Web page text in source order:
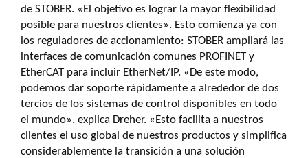
de STOBER. «El objetivo es lograr la mayor flexibilidad
posible para nuestros clientes». Esto comienza ya con
los reguladores de accionamiento: STOBER ampliará las
interfaces de comunicación comunes PROFINET y
EtherCAT para incluir EtherNet/IP. «De este modo,
podemos dar soporte rápidamente a alrededor de dos
tercios de los sistemas de control disponibles en todo
el mundo», explica Dreher. «Esto facilita a nuestros
clientes el uso global de nuestros productos y simplifica
considerablemente la transición a una solución